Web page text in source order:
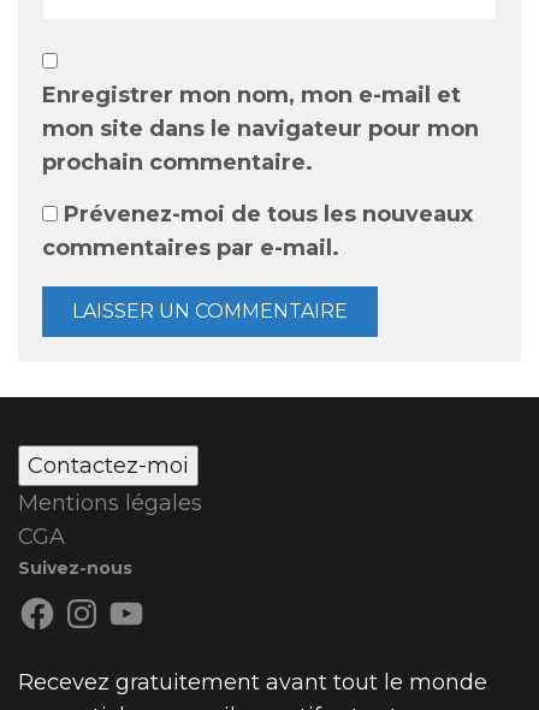
Enregistrer mon nom, mon e-mail et
mon site dans le navigateur pour mon
prochain commentaire.
Prévenez-moi de tous les nouveaux
commentaires par e-mail.
Contactez-moi
Mentions légales
CGA
Suivez-nous
Facebook
Instagram
YouTube
Recevez gratuitement avant tout le monde